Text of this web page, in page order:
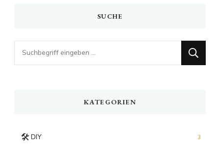
SUCHE
Looking
for
KATEGORIEN
🛠️ DIY 3